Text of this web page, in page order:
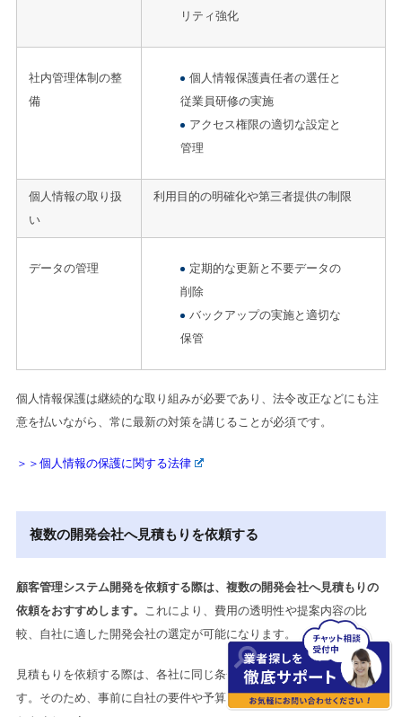
リティ強化
社内管理体制の整
備
個人情報保護責任者の選任と
従業員研修の実施
アクセス権限の適切な設定と
管理
個人情報の取り扱
い
利用目的の明確化や第三者提供の制限
データの管理
定期的な更新と不要データの
削除
バックアップの実施と適切な
保管
個人情報保護は継続的な取り組みが必要であり、法令改正などにも注
意を払いながら、常に最新の対策を講じることが必須です。
＞＞個人情報の保護に関する法律
複数の開発会社へ見積もりを依頼する
顧客管理システム開発を依頼する際は、複数の開発会社へ見積もりの
依頼をおすすめします。
これにより、費用の透明性や提案内容の比
較、自社に適した開発会社の選定が可能になります。
見積もりを依頼する際は、各社に同じ条件で依頼することが効果的で
す。そのため、事前に自社の要件や予算、希望納期などを明確にして